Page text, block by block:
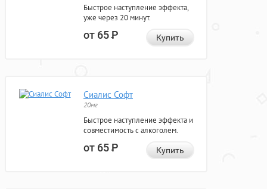
Быстрое наступление эффекта,
уже через 20 минут.
от 65Р Купить
Сиалис Софт
20мг
Быстрое наступление эффекта и
совместимость с алкоголем.
от 65Р Купить